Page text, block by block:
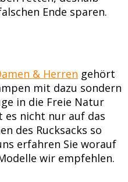
Ende sparen.
& Herren gehört
mit dazu sondern
in die Freie Natur
es nicht nur auf das
des Rucksacks so
erfahren Sie worauf
wir empfehlen.